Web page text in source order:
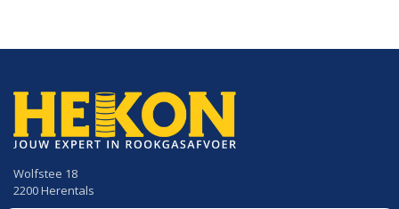
Wolfstee 18
2200 Herentals